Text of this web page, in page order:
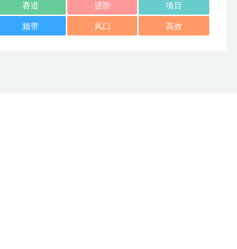
赛道 进阶 项目
频带 风口 高效